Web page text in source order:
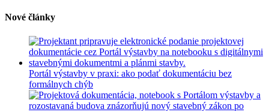
Nové články
Portál výstavby v praxi: ako podať dokumentáciu bez
formálnych chýb